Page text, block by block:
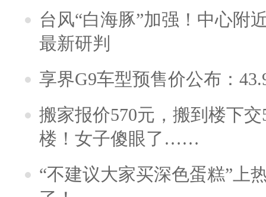
台风“白海豚”加强！中心附
最新研判
享界G9车型预售价公布：
搬家报价570元，搬到楼下
楼！女子傻眼了……
“不建议大家买深色蛋糕”上